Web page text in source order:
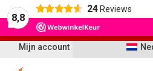
8,8
24 Reviews
Mijn account
Let op: t/m 21 augustus
vertraagd geleverd